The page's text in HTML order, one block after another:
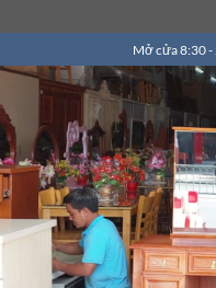
Mở cửa 8:30